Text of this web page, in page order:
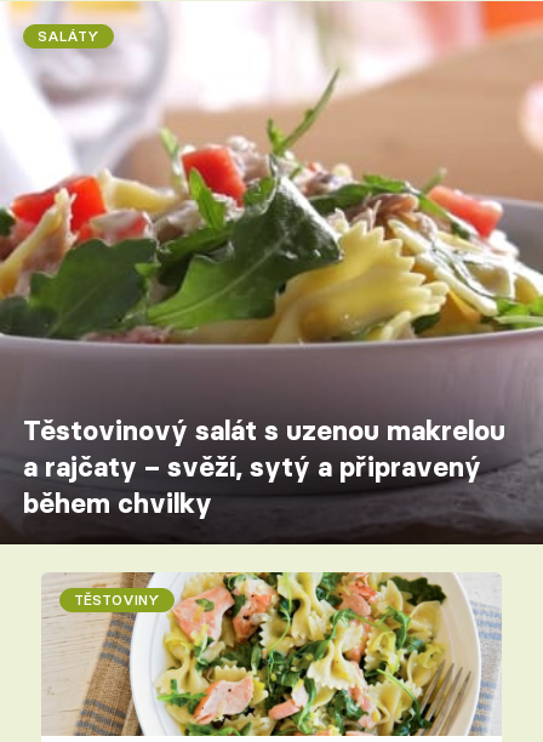
SALÁTY
Těstovinový salát s uzenou makrelou
a rajčaty – svěží, sytý a připravený
během chvilky
TĚSTOVINY